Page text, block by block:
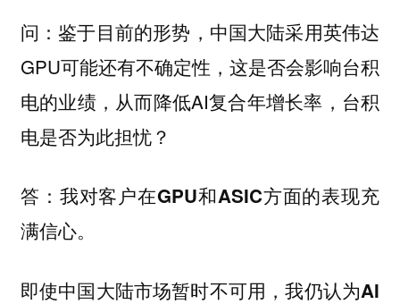
问： 鉴于目前的形势，中国大陆采用英伟达
GPU可能还有不确定性，这是否会影响台积
电的业绩，从而降低AI复合年增长率，台积
电是否为此担忧？
答：我对客户在GPU和ASIC方面的表现充
满信心。
即使中国大陆市场暂时不可用，我仍认为AI